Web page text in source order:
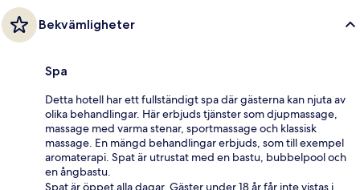
Bekvämligheter
Spa
Detta hotell har ett fullständigt spa där gästerna kan njuta av
olika behandlingar. Här erbjuds tjänster som djupmassage,
massage med varma stenar, sportmassage och klassisk
massage. En mängd behandlingar erbjuds, som till exempel
aromaterapi. Spat är utrustat med en bastu, bubbelpool och
en ångbastu.
Spat är öppet alla dagar. Gäster under 18 år får inte vistas i